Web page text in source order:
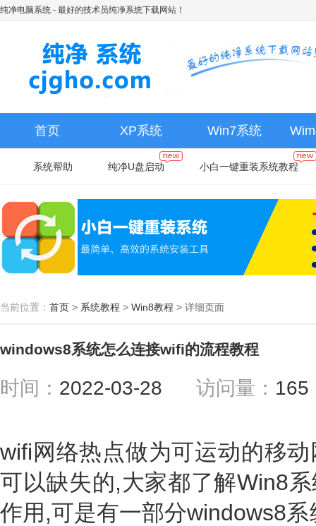
纯净电脑系统 - 最好的技术员纯净系统下载网站！
首页 XP系统 Win7系统
系统帮助 纯净U盘启动 小白一键重装系统教程
当前位置： 首页 > 系统教程 > Win8教程 > 详细页面
windows8系统怎么连接wifi的流程教程
时间： 2022-03-28 访问量：
wifi网络热点做为可运动的移
可以缺失的,大家都了解Win8
作用,可是有一部分windows8